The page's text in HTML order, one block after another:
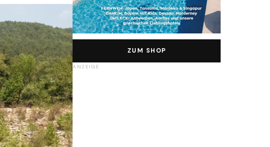
ZUM SHOP
ANZEIGE